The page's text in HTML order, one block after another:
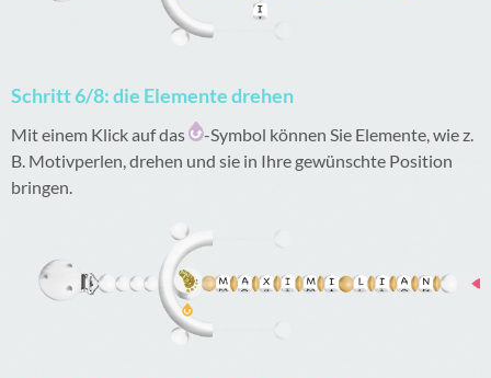
Schritt 6/8: die Elemente drehen
Mit einem Klick auf das
-Symbol können Sie Elemente, wie z.
B. Motivperlen, drehen und sie in Ihre gewünschte Position
bringen.